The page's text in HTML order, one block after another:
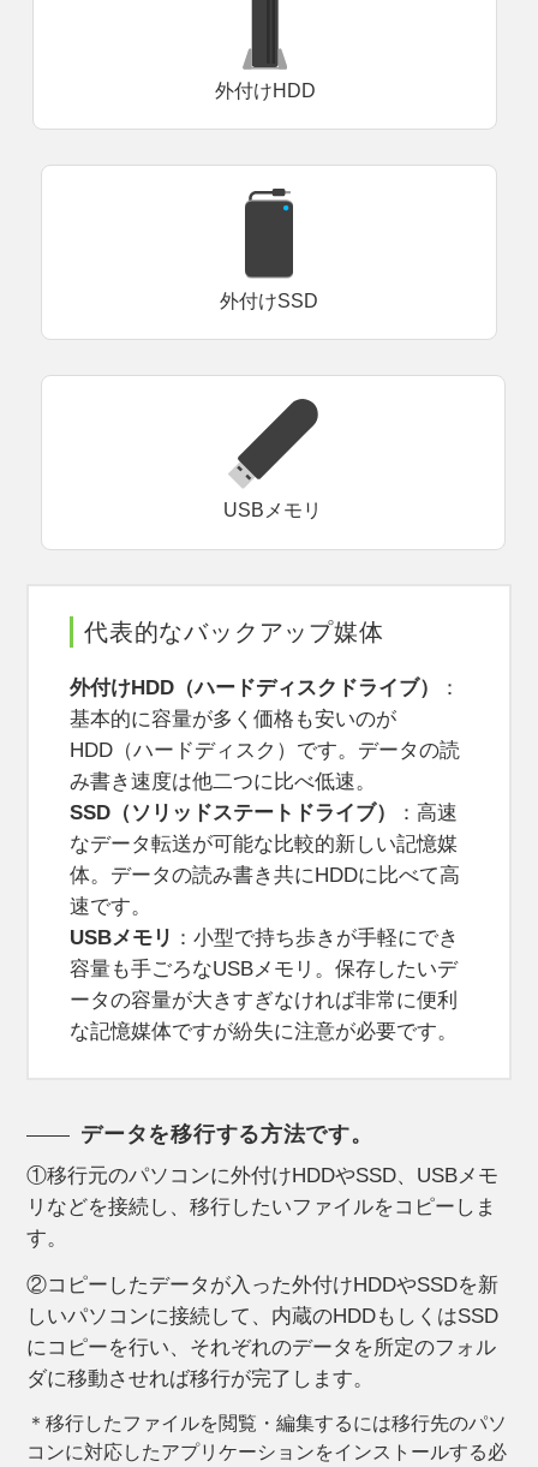
外付けHDD
外付けSSD
USBメモリ
代表的なバックアップ媒体
外付けHDD（ハードディスクドライブ）
：
基本的に容量が多く価格も安いのが
HDD（ハードディスク）です。データの読
み書き速度は他二つに比べ低速。
SSD（ソリッドステートドライブ）
：高速
なデータ転送が可能な比較的新しい記憶媒
体。データの読み書き共にHDDに比べて高
速です。
USBメモリ ：小型で持ち歩きが手軽にでき
容量も手ごろなUSBメモリ。保存したいデ
ータの容量が大きすぎなければ非常に便利
な記憶媒体ですが紛失に注意が必要です。
データを移行する方法です。
①移行元のパソコンに外付けHDDやSSD、USBメモ
リなどを接続し、移行したいファイルをコピーしま
す。
②コピーしたデータが入った外付けHDDやSSDを新
しいパソコンに接続して、内蔵のHDDもしくはSSD
にコピーを行い、それぞれのデータを所定のフォル
ダに移動させれば移行が完了します。
＊移行したファイルを閲覧・編集するには移行先のパソ
コンに対応したアプリケーションをインストールする必